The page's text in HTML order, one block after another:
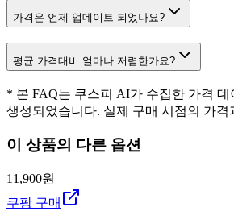
가격은 언제 업데이트 되었나요?
평균 가격대비 얼마나 저렴한가요?
* 본 FAQ는 쿠스피 AI가 수집한 가격
생성되었습니다. 실제 구매 시점의 가격
이 상품의 다른 옵션
11,900원
쿠팡 구매